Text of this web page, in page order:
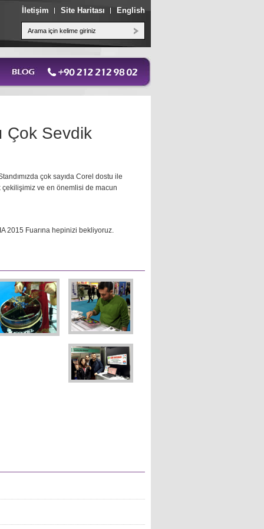
İletişim Site Haritası English
Çok Sevdik
çok sayıda Corel dostu ile
çekilişimiz ve en önemlisi de macun
2015 Fuarına hepinizi bekliyoruz.